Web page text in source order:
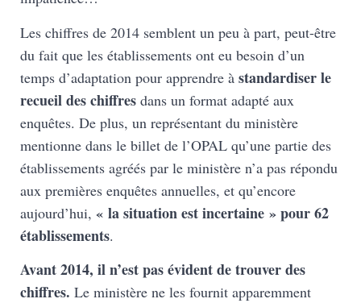
Les chiffres de 2014 semblent un peu à part, peut-être
du fait que les établissements ont eu besoin d’un
temps d’adaptation pour apprendre à standardiser le
recueil des chiffres dans un format adapté aux
enquêtes. De plus, un représentant du ministère
mentionne dans le billet de l’OPAL qu’une partie des
établissements agréés par le ministère n’a pas répondu
aux premières enquêtes annuelles, et qu’encore
aujourd’hui, « la situation est incertaine » pour 62
établissements.
Avant 2014, il n’est pas évident de trouver des
chiffres. Le ministère ne les fournit apparemment